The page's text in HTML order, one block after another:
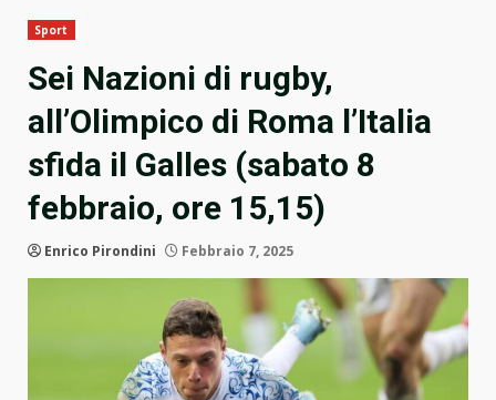
Sport
Sei Nazioni di rugby,
all’Olimpico di Roma l’Italia
sfida il Galles (sabato 8
febbraio, ore 15,15)
Enrico Pirondini Febbraio 7, 2025